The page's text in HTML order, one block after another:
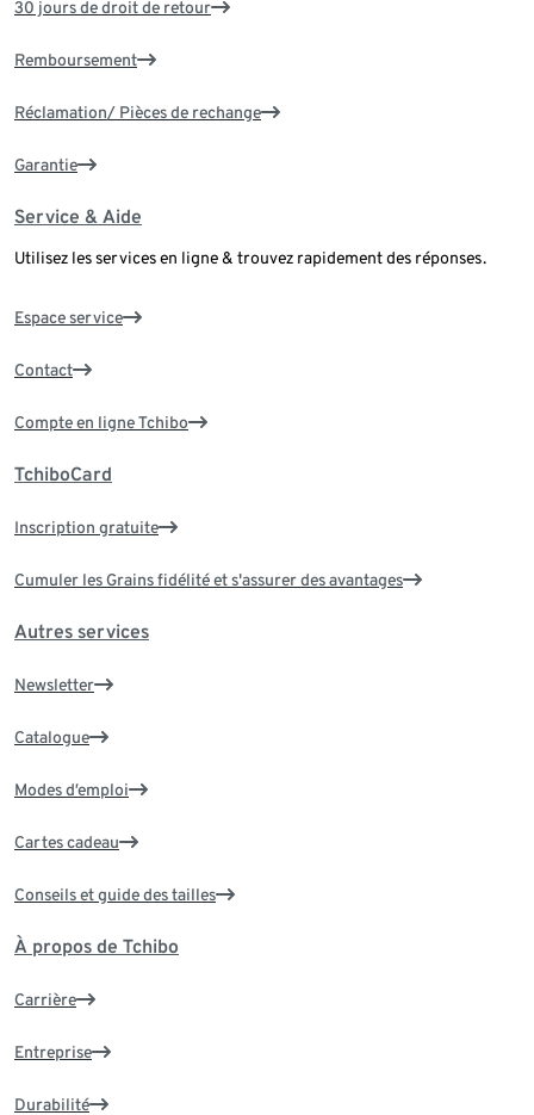
30 jours de droit de retour
Remboursement
Réclamation/ Pièces de rechange
Garantie
Service & Aide
Utilisez les services en ligne & trouvez rapidement des réponses.
Espace service
Contact
Compte en ligne Tchibo
TchiboCard
Inscription gratuite
Cumuler les Grains fidélité et s'assurer des avantages
Autres services
Newsletter
Catalogue
Modes d’emploi
Cartes cadeau
Conseils et guide des tailles
À propos de Tchibo
Carrière
Entreprise
Durabilité